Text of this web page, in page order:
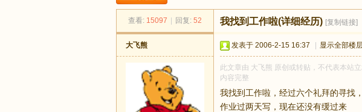
足
查看: 15097 回复: 52 我找到工作啦(详细经历) [复制链接]
大飞熊 发表于 2006-2-15 16:37 显示全部楼
此文章由 大飞熊 原创或转贴，不代表本站
内容完整
我找到工作啦，经过六个礼拜的寻找
作业过两天写，现在还没有缓过来